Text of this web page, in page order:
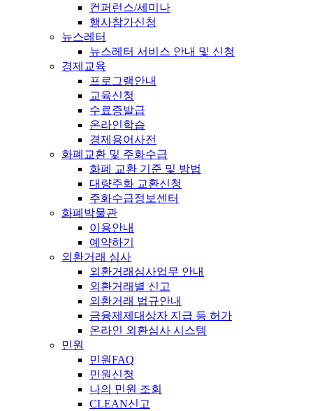
컨퍼런스/세미나
행사참가신청
뉴스레터
뉴스레터 서비스 안내 및 신청
경제교육
프로그램안내
교육신청
수료증발급
온라인학습
경제용어사전
화폐교환 및 주화수급
화폐 교환 기준 및 방법
대량주화 교환신청
주화수급정보센터
화폐박물관
이용안내
예약하기
외환거래 심사
외환거래심사업무 안내
외환거래별 신고
외환거래 법규안내
금융제제대상자 지급 등 허가
온라인 외환심사 시스템
민원
민원FAQ
민원신청
나의 민원 조회
CLEAN신고